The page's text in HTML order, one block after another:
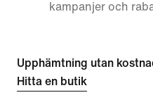
kampanjer och
Upphämtning utan
Hitta en butik